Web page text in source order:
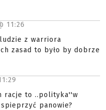
11:26
z warriora
zasad to było by dobrze
racje to ..polityka''w
panowie?